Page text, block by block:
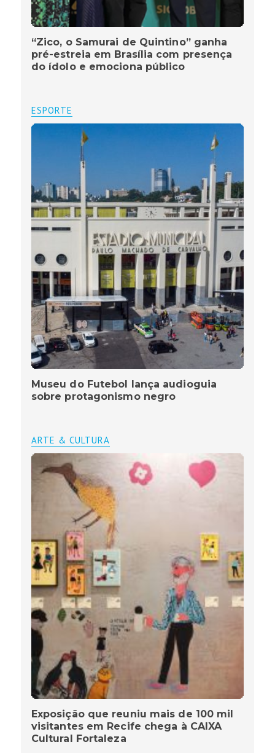
“Zico, o Samurai de Quintino” ganha
pré-estreia em Brasília com presença
do ídolo e emociona público
ESPORTE
Museu do Futebol lança audioguia
sobre protagonismo negro
ARTE & CULTURA
Exposição que reuniu mais de 100 mil
visitantes em Recife chega à CAIXA
Cultural Fortaleza